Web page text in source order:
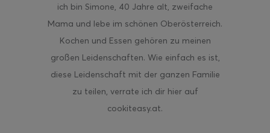
ich bin Simone, 40 Jahre alt, zweifache
Mama und lebe im schönen Oberösterreich.
Kochen und Essen gehören zu meinen
großen Leidenschaften. Wie einfach es ist,
diese Leidenschaft mit der ganzen Familie
zu teilen, verrate ich dir hier auf
cookiteasy.at.